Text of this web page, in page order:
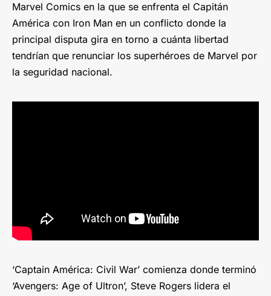
Marvel Comics en la que se enfrenta el Capitán
América con Iron Man en un conflicto donde la
principal disputa gira en torno a cuánta libertad
tendrían que renunciar los superhéroes de Marvel por
la seguridad nacional.
‘Captain América: Civil War’ comienza donde terminó
‘Avengers: Age of Ultron’, Steve Rogers lidera el